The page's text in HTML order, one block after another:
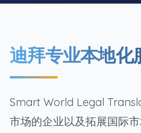
迪拜专业本地化
Smart World Legal
市场的企业以及拓展国际